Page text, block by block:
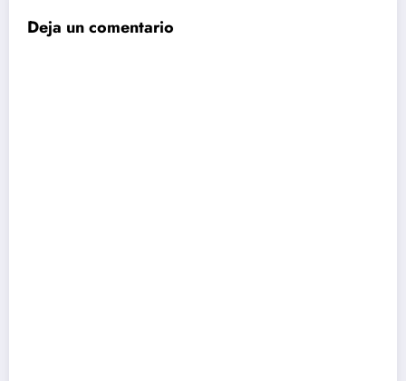
Deja un comentario